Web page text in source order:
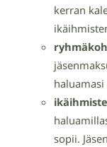
kerran
sopii.